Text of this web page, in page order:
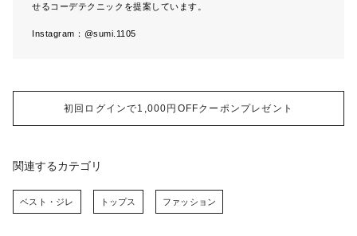
せるコーデテクニックを提案しています。
Instagram：@sumi.1105
初回ログインで1,000円OFFクーポンプレゼント
関連するカテゴリ
ベスト・ジレ トップス ファッション